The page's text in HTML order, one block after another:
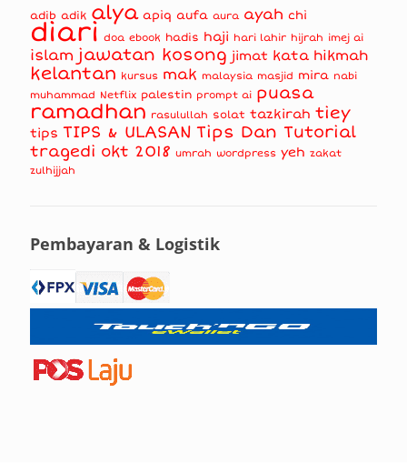
adib adik alya apiq aufa aura ayah chi
diari doa ebook hadis haji hari lahir hijrah imej ai
islam jawatan kosong jimat kata hikmah
kelantan kursus mak malaysia masjid mira nabi
muhammad Netflix palestin prompt ai puasa
ramadhan rasulullah solat tazkirah tiey
tips TIPS & ULASAN Tips Dan Tutorial
tragedi okt 2018 umrah wordpress yeh zakat
zulhijjah
Pembayaran & Logistik